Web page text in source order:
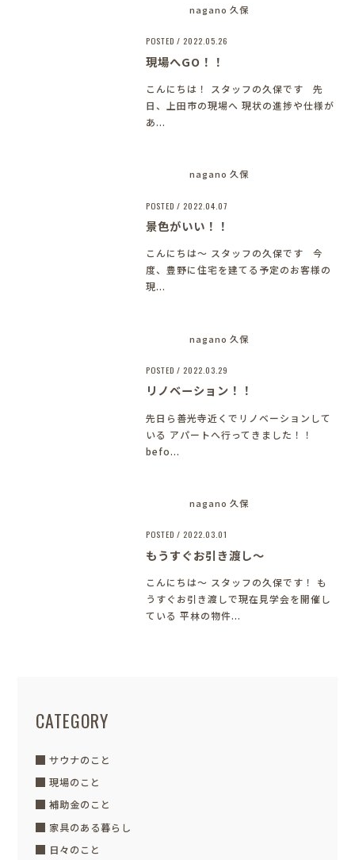
nagano 久保
POSTED / 2022.05.26
現場へGO！！
こんにちは！ スタッフの久保です 先
日、上田市の現場へ 現状の進捗や仕様が
あ...
nagano 久保
POSTED / 2022.04.07
景色がいい！！
こんにちは～ スタッフの久保です 今
度、豊野に住宅を建てる予定のお客様の
現...
nagano 久保
POSTED / 2022.03.29
リノベーション！！
先日ら善光寺近くでリノベーションして
いる アパートへ行ってきました！！
befo...
nagano 久保
POSTED / 2022.03.01
もうすぐお引き渡し～
こんにちは～ スタッフの久保です！ も
うすぐお引き渡しで現在見学会を開催し
ている 平林の物件...
CATEGORY
サウナのこと
現場のこと
補助金のこと
家具のある暮らし
日々のこと